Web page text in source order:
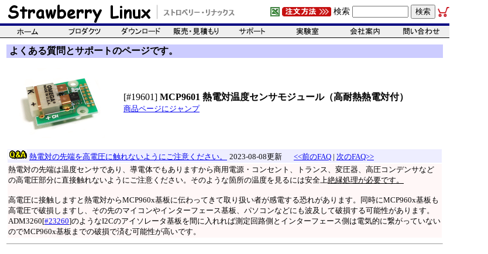
検索
よくある質問とサポートのページです。
[#19601] MCP9601 熱電対温度センサモジュール（高耐熱熱電対付）
商品ページにジャンプ
熱電対の先端を高電圧に触れないようにご注意ください。 2023-08-08更新 <<前のFAQ | 次のFAQ>>
熱電対の先端は温度センサであり、導電体でもありますから商用電源・コンセント、トランス、変圧器、高圧コンデンサなど
の高電圧部分に直接触れないようにご注意ください。そのような箇所の温度を見るには安全上絶縁処理が必要です。
高電圧に接触しますと熱電対からMCP960x基板に伝わってきて取り扱い者が感電する恐れがあります。同時にMCP960x基板も
高電圧で破損しますし、その先のマイコンやインターフェース基板、パソコンなどにも波及して破損する可能性があります。
ADM3260[#23260]のようなI2Cのアイソレータ基板を間に入れれば測定回路側とインターフェース側は電気的に繋がっていない
のでMCP960x基板までの破損で済む可能性が高いです。